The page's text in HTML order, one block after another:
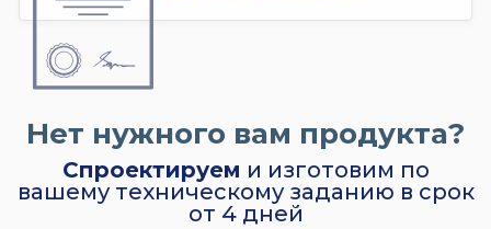
Нет нужного вам продукта?
Спроектируем и изготовим по
вашему техническому заданию в срок
от 4 дней